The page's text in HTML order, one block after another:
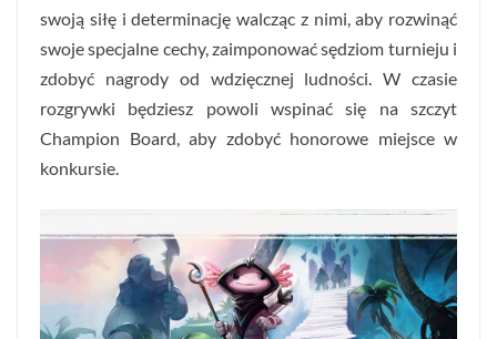
swoją siłę i determinację walcząc z nimi, aby rozwinąć
swoje specjalne cechy, zaimponować sędziom turnieju i
zdobyć nagrody od wdzięcznej ludności. W czasie
rozgrywki będziesz powoli wspinać się na szczyt
Champion Board, aby zdobyć honorowe miejsce w
konkursie.